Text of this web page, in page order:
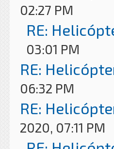
02:27 PM
RE:
03:01 PM
RE:
06:32 PM
RE:
2020, 07:11 PM